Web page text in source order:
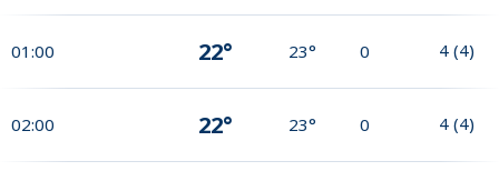
01:00 22° 23° 0 4 (4)
02:00 22° 23° 0 4 (4)